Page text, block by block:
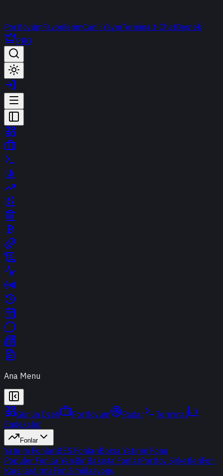
PortföyümFavorilerimCanlı YayınTerminalt-ChatDestek
PRO
Ana Menu
Günün Özeti Portföyüm Radar
Terminal
Endeksler
Fonlar
Yatırım FonlarıBES FonlarıBorsa Yatırım Fonu
Popüler Fonlar YeniBir Bakışta FonlarPortföy ŞirketleriFon
KarşılaştırmaFon Simülasyonu